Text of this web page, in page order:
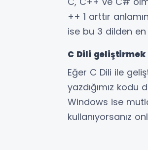
++ 1 arttır
ise bu 3 dilden
C Dili
Eğer C Dili ile
yazdığımız kodu
Windows ise
kullanıyorsanız